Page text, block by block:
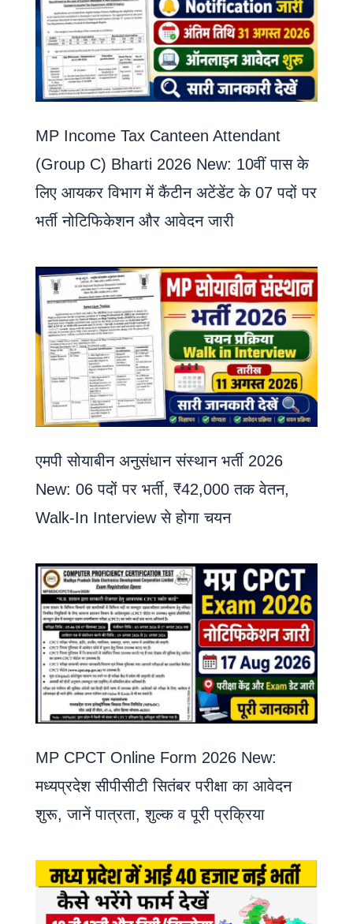
MP Income Tax Canteen Attendant
(Group C) Bharti 2026 New: 10वीं पास के
लिए आयकर विभाग में कैंटीन अटेंडेंट के 07 पदों पर
भर्ती नोटिफिकेशन और आवेदन जारी
एमपी सोयाबीन अनुसंधान संस्थान भर्ती 2026
New: 06 पदों पर भर्ती, ₹42,000 तक वेतन,
Walk-In Interview से होगा चयन
MP CPCT Online Form 2026 New:
मध्यप्रदेश सीपीसीटी सितंबर परीक्षा का आवेदन
शुरू, जानें पात्रता, शुल्क व पूरी प्रक्रिया